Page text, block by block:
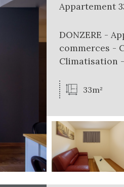
Appartement
DONZERE -
commerces -
Climatisation
33m²